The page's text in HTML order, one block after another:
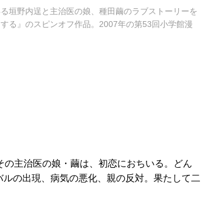
垣野内逞と主治医の娘、種田繭のラブストーリーを
る』のスピンオフ作品。2007年の第53回小学館漫
主治医の娘・繭は、初恋におちいる。どん
の出現、病気の悪化、親の反対。果たして二